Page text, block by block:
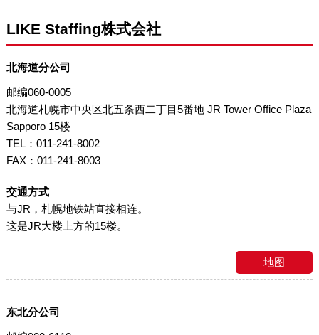
LIKE Staffing株式会社
北海道分公司
邮编060-0005
北海道札幌市中央区北五条西二丁目5番地 JR Tower Office Plaza
Sapporo 15楼
TEL：011-241-8002
FAX：011-241-8003
交通方式
与JR，札幌地铁站直接相连。
这是JR大楼上方的15楼。
地图
东北分公司